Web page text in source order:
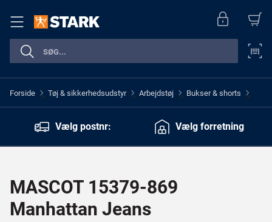
Forside > Tøj & sikkerhedsudstyr > Arbejdstøj > Bukser & shorts >
Vælg postnr: Vælg forretning
MASCOT 15379-869
Manhattan Jeans